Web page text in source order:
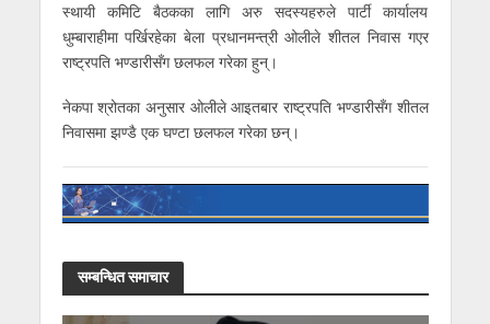
स्थायी कमिटि बैठकका लागि अरु सदस्यहरुले पार्टी कार्यालय
धुम्बाराहीमा पर्खिरहेका बेला प्रधानमन्त्री ओलीले शीतल निवास गएर
राष्ट्रपति भण्डारीसँग छलफल गरेका हुन्।
नेकपा श्रोतका अनुसार ओलीले आइतबार राष्ट्रपति भण्डारीसँग शीतल
निवासमा झण्डै एक घण्टा छलफल गरेका छन्।
सम्बन्धित समाचार